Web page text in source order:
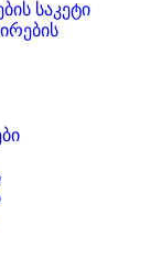
საკეტი